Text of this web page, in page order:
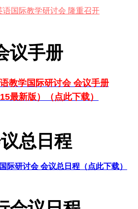
语国际教学研讨会 隆重召开
议手册
教学国际研讨会 会议手册
最新版）（点此下载）
总日程
际研讨会 会议总日 程 （点此下载）